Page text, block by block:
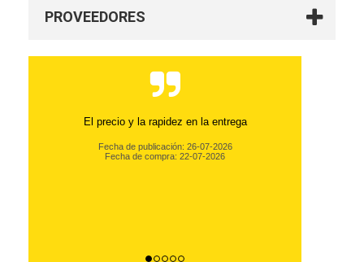
PROVEEDORES
El precio y la rapidez en la entrega
Fecha de publicación: 26-07-2026
Fecha de compra: 22-07-2026